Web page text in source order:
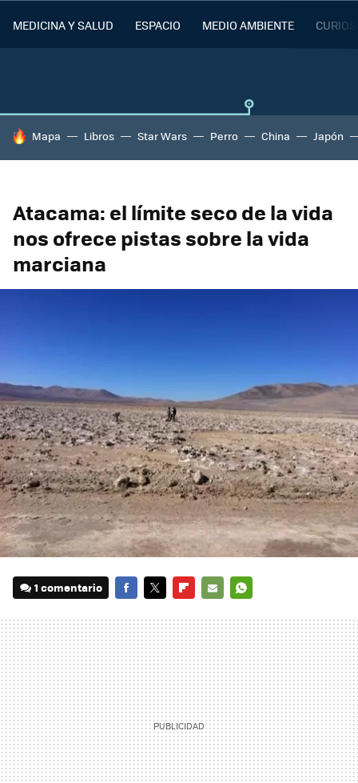
MEDICINA Y SALUD ESPACIO MEDIO AMBIENTE
HOY SE HABLA DE
Mapa Libros Star Wars Perro China Japón
Atacama: el límite seco de la vida
nos ofrece pistas sobre la vida
marciana
1 comentario
MAIL